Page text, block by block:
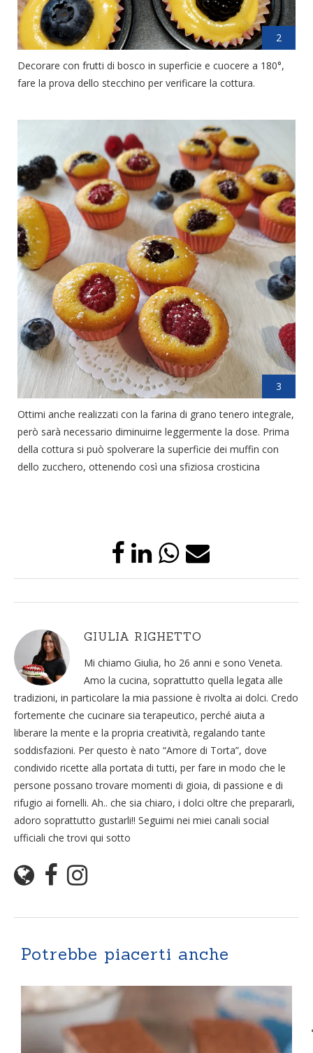
2
Decorare con frutti di bosco in superficie e cuocere a 180°,
fare la prova dello stecchino per verificare la cottura.
3
Ottimi anche realizzati con la farina di grano tenero integrale,
però sarà necessario diminuirne leggermente la dose. Prima
della cottura si può spolverare la superficie dei muffin con
dello zucchero, ottenendo così una sfiziosa crosticina
GIULIA RIGHETTO
Mi chiamo Giulia, ho 26 anni e sono Veneta.
Amo la cucina, soprattutto quella legata alle
tradizioni, in particolare la mia passione è rivolta ai dolci. Credo
fortemente che cucinare sia terapeutico, perché aiuta a
liberare la mente e la propria creatività, regalando tante
soddisfazioni. Per questo è nato “Amore di Torta”, dove
condivido ricette alla portata di tutti, per fare in modo che le
persone possano trovare momenti di gioia, di passione e di
rifugio ai fornelli. Ah.. che sia chiaro, i dolci oltre che prepararli,
adoro soprattutto gustarli!! Seguimi nei miei canali social
ufficiali che trovi qui sotto
Potrebbe piacerti anche